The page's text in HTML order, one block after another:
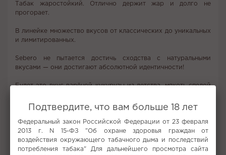
Табак жаростойкий. Отлично держит жар и долго не
прогорает.
В линейке множество вкусов от классических до уникальных
и лимитированных.
Sebero не пытается достичь сходства с натуральными
вкусами — они достигают абсолютной идентичности!
Будет это вкус варёной кукурузы из детства, мякоть спелой
только от ваших предпочтений. Ультимативно строгие
стандарты производства, автоматизированная линия и
непрерывный контроль качества делают
табак SEBERO предсказуемым — в самом хорошем смысле
этого слова.
Подтвердите, что вам больше 18 лет
Федеральный закон Российской Федерации от 23 февраля
2013 г. N 15-ФЗ "Об охране здоровья граждан от
воздействия окружающего табачного дыма и последствий
потребления табака" Для дальнейшего просмотра сайта